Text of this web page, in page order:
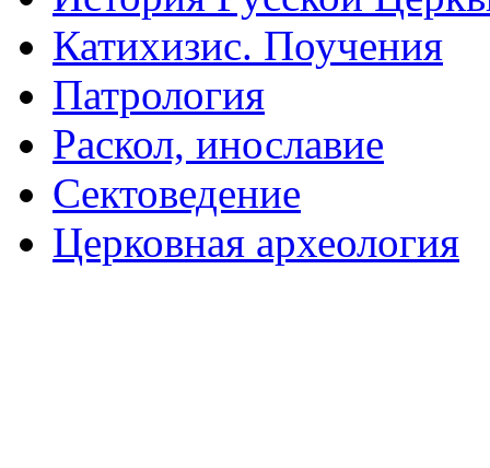
Катихизис. Поучения
Патрология
Раскол, инославие
Сектоведение
Церковная археология